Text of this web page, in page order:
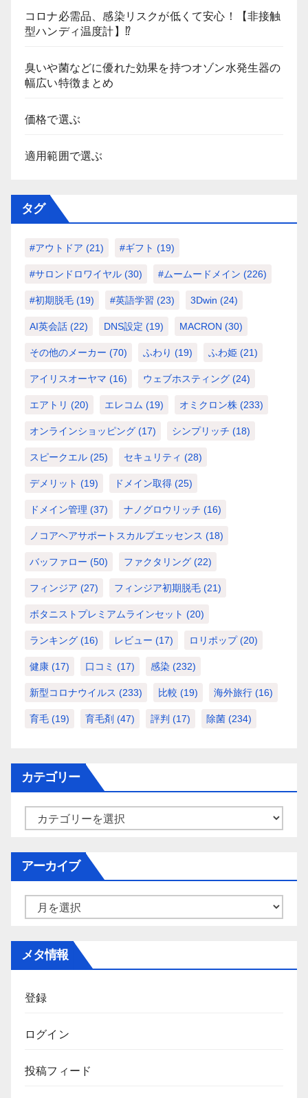
コロナ必需品、感染リスクが低くて安心！【非接触
型ハンディ温度計】⁉
臭いや菌などに優れた効果を持つオゾン水発生器の
幅広い特徴まとめ
価格で選ぶ
適用範囲で選ぶ
タグ
#アウトドア (21) #ギフト (19)
#サロンドロワイヤル (30) #ムームードメイン (226)
#初期脱毛 (19) #英語学習 (23) 3Dwin (24)
AI英会話 (22) DNS設定 (19) MACRON (30)
その他のメーカー (70) ふわり (19) ふわ姫 (21)
アイリスオーヤマ (16) ウェブホスティング (24)
エアトリ (20) エレコム (19) オミクロン株 (233)
オンラインショッピング (17) シンプリッチ (18)
スピークエル (25) セキュリティ (28)
デメリット (19) ドメイン取得 (25)
ドメイン管理 (37) ナノグロウリッチ (16)
ノコアヘアサポートスカルプエッセンス (18)
バッファロー (50) ファクタリング (22)
フィンジア (27) フィンジア初期脱毛 (21)
ボタニストプレミアムラインセット (20)
ランキング (16) レビュー (17) ロリポップ(20)
健康 (17) 口コミ (17) 感染 (232)
新型コロナウイルス (233) 比較 (19) 海外旅行 (16)
育毛 (19) 育毛剤 (47) 評判 (17) 除菌 (234)
カテゴリー
ー
アーカイブ
メタ情報
登録
ログイン
投稿フィード